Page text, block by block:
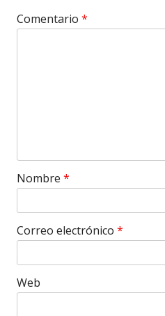
Comentario *
Nombre *
Correo electrónico *
Web